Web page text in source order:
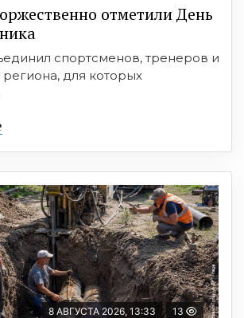
отметили День
спортсменов, тренеров и
для которых
8 АВГУСТА 2026, 13:33 13